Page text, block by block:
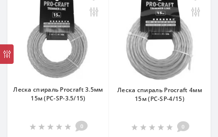
Леска спираль Procraft 3.5мм
15м (PC-SP-3.5/15)
0
Леска спираль Procraft 4мм
15м (PC-SP-4/15)
0